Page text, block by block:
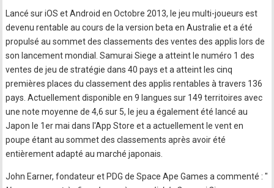
Lancé sur iOS et Android en Octobre 2013, le jeu multi-joueurs est
devenu rentable au cours de la version beta en Australie et a été
propulsé au sommet des classements des ventes des applis lors de
son lancement mondial. Samurai Siege a atteint le numéro 1 des
ventes de jeu de stratégie dans 40 pays et a atteint les cinq
premières places du classement des applis rentables à travers 136
pays. Actuellement disponible en 9 langues sur 149 territoires avec
une note moyenne de 4,6 sur 5, le jeu a également été lancé au
Japon le 1er mai dans l'App Store et a actuellement le vent en
poupe étant au sommet des classements après avoir été
entièrement adapté au marché japonais.
John Earner, fondateur et PDG de Space Ape Games a commenté : "